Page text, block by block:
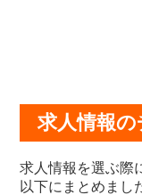
求人情報
求人情報を選ぶ際
以下にまとめまし